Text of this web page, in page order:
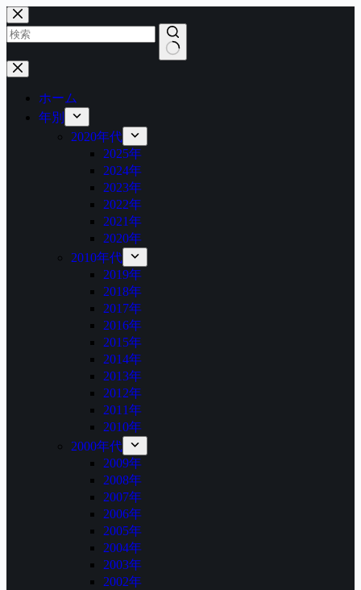
コ
ン
テ
ン
ツ
結
ホーム
年別
2020年代
2025年
2024年
2023年
2022年
2021年
2020年
2010年代
2019年
2018年
2017年
2016年
2015年
2014年
2013年
2012年
2011年
2010年
2000年代
2009年
2008年
2007年
2006年
2005年
2004年
2003年
2002年